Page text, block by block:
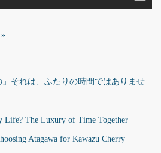
それは、ふたりの時間ではありませ
Life? The Luxury of Time Together
Atagawa for Kawazu Cherry